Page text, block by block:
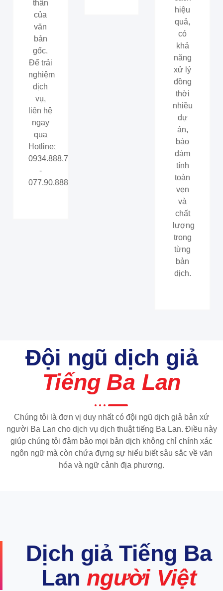
thần
của
văn
bản
gốc.
Để trải
nghiệm
dịch
vụ,
liên hệ
ngay
qua
Hotline:
0934.888.768
-
077.90.888.68
hiệu
quả,
có
khả
năng
xử lý
đồng
thời
nhiều
dự
án,
bảo
đảm
tính
toàn
vẹn
và
chất
lượng
trong
từng
bản
dịch.
Đội ngũ dịch giả
Tiếng Ba Lan
Chúng tôi là đơn vị duy nhất có đội ngũ dịch giả bản xứ
người Ba Lan cho dịch vụ dịch thuật tiếng Ba Lan. Điều này
giúp chúng tôi đảm bảo mọi bản dịch không chỉ chính xác
ngôn ngữ mà còn chứa đựng sự hiểu biết sâu sắc về văn
hóa và ngữ cảnh địa phương.
Dịch giả Tiếng Ba
Lan người Việt